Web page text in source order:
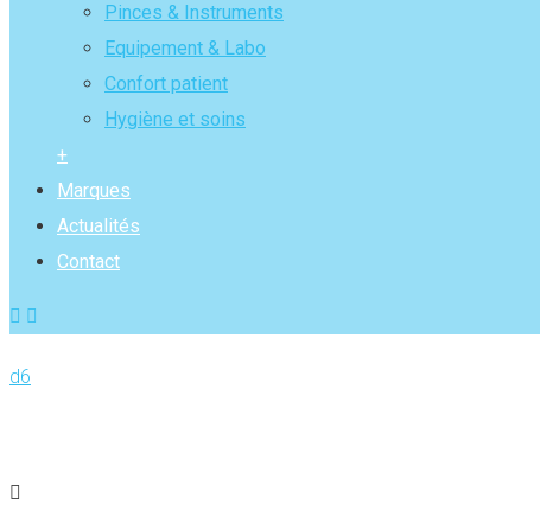
Pinces & Instruments
Equipement & Labo
Confort patient
Hygiène et soins
+
Marques
Actualités
Contact
d6